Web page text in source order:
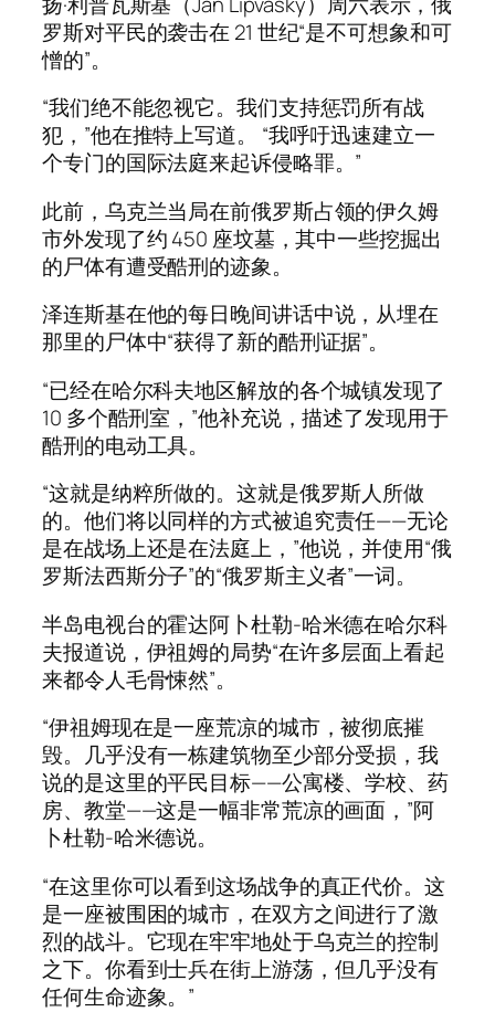
罗斯对平民的袭击在 21 世纪“是不可想象和可
憎的”。
“我们绝不能忽视它。我们支持惩罚所有战
犯，”他在推特上写道。 “我呼吁迅速建立一
个专门的国际法庭来起诉侵略罪。”
此前，乌克兰当局在前俄罗斯占领的伊久姆
市外发现了约 450 座坟墓，其中一些挖掘出
的尸体有遭受酷刑的迹象。
泽连斯基在他的每日晚间讲话中说，从埋在
那里的尸体中“获得了新的酷刑证据”。
“已经在哈尔科夫地区解放的各个城镇发现了
10 多个酷刑室，”他补充说，描述了发现用于
酷刑的电动工具。
“这就是纳粹所做的。这就是俄罗斯人所做
的。他们将以同样的方式被追究责任——无论
是在战场上还是在法庭上，”他说，并使用“俄
罗斯法西斯分子”的“俄罗斯主义者”一词。
半岛电视台的霍达阿卜杜勒-哈米德在哈尔科
夫报道说，伊祖姆的局势“在许多层面上看起
来都令人毛骨悚然”。
“伊祖姆现在是一座荒凉的城市，被彻底摧
毁。几乎没有一栋建筑物至少部分受损，我
说的是这里的平民目标——公寓楼、学校、药
房、教堂——这是一幅非常荒凉的画面，”阿
卜杜勒-哈米德说。
“在这里你可以看到这场战争的真正代价。这
是一座被围困的城市，在双方之间进行了激
烈的战斗。它现在牢牢地处于乌克兰的控制
之下。你看到士兵在街上游荡，但几乎没有
任何生命迹象。”